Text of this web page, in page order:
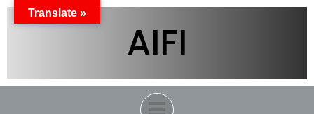
Vai
contenuto
AIFI
Translate »